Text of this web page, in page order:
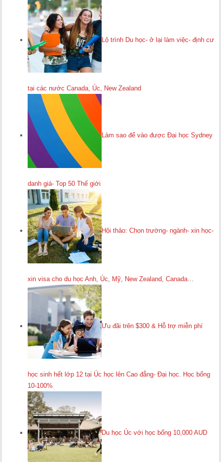
Lộ trình Du học- ở lại làm việc- định cư
tại các nước Canada, Úc, New Zealand
Làm sao để vào được Đại học Sydney
danh giá- Top 50 Thế giới
Hội thảo: Chọn trường- ngành- xin học-
xin visa cho du học Anh, Úc, Mỹ, New Zealand, Canada…
Ưu đãi trên $300 & Hỗ trợ miễn phí
học sinh hết lớp 12 tại Úc học lên Cao đẳng- Đại học. Học bổng
10-100%
Du học Úc với học bổng 10,000 AUD